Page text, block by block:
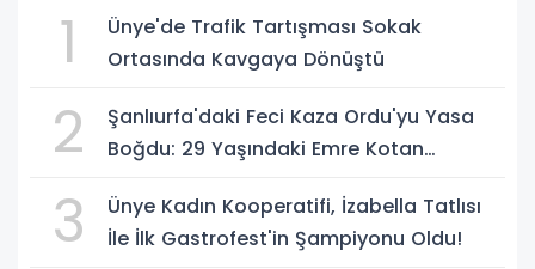
1
Ünye'de Trafik Tartışması Sokak
Ortasında Kavgaya Dönüştü
2
Şanlıurfa'daki Feci Kaza Ordu'yu Yasa
Boğdu: 29 Yaşındaki Emre Kotan
3
Ünye Kadın Kooperatifi, İzabella Tatlısı
İle İlk Gastrofest'in Şampiyonu Oldu!